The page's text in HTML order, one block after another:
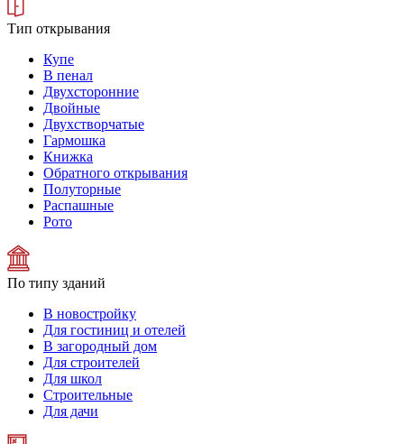
Тип открывания
Купе
В пенал
Двухсторонние
Двойные
Двухстворчатые
Гармошка
Книжка
Обратного открывания
Полуторные
Распашные
Рото
По типу зданий
В новостройку
Для гостиниц и отелей
В загородный дом
Для строителей
Для школ
Строительные
Для дачи